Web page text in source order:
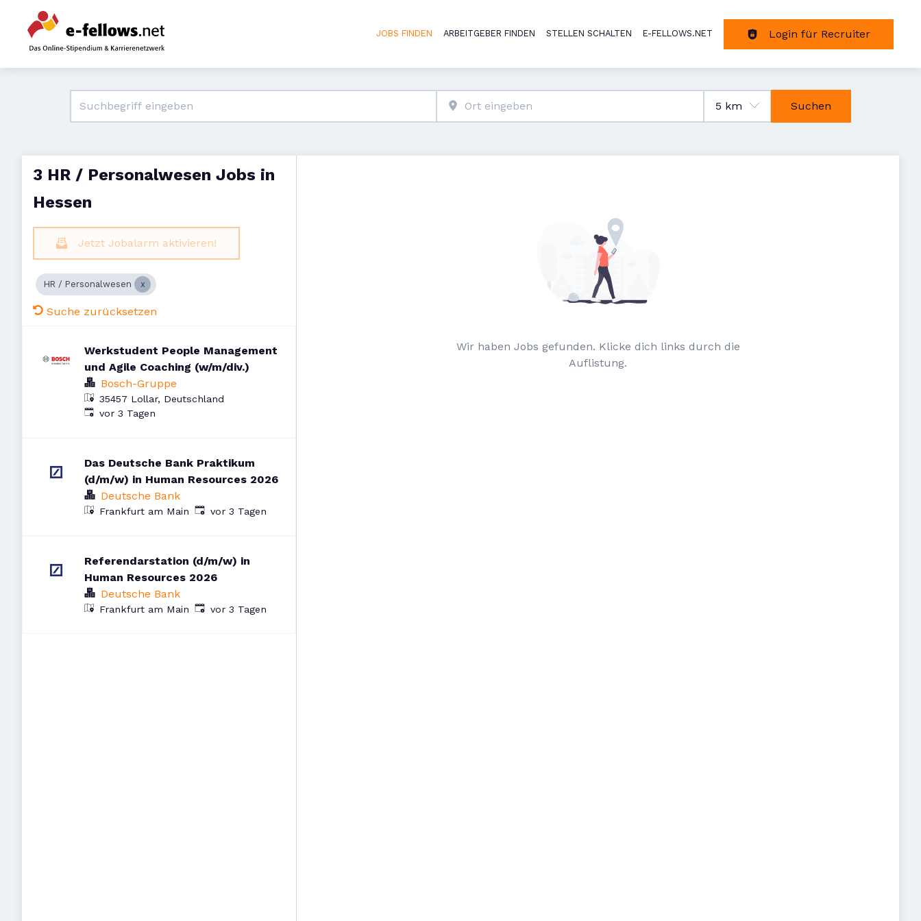
Haupt-Navigation
JOBS FINDEN ARBEITGEBER FINDEN STELLEN SCHALTEN E-FELLOWS.NET Login für Recruiter
Suchen
3 HR / Personalwesen Jobs in
Hessen
Jetzt Jobalarm aktivieren!
HR / Personalwesen
Suche zurücksetzen
Werkstudent People Management
und Agile Coaching (w/m/div.)
Bosch-Gruppe
35457 Lollar, Deutschland
Veröffentlicht:
vor 3 Tagen
Das Deutsche Bank Praktikum
(d/m/w) in Human Resources 2026
Deutsche Bank
Frankfurt am Main Veröffentlicht:
vor 3 Tagen
Referendarstation (d/m/w) in
Human Resources 2026
Deutsche Bank
Frankfurt am Main Veröffentlicht:
vor 3 Tagen
Wir haben Jobs gefunden. Klicke dich links durch die
Auflistung.